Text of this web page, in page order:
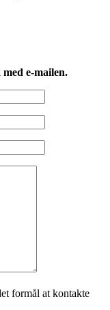
e-mailen.
formål at kontakte